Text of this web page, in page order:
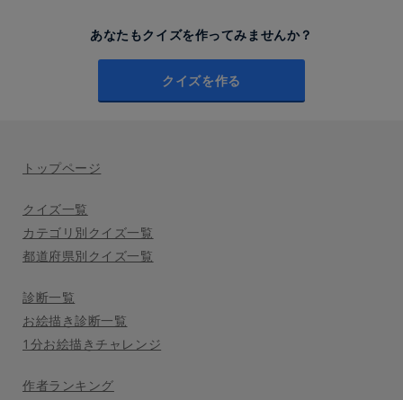
あなたもクイズを作ってみませんか？
クイズを作る
トップページ
クイズ一覧
カテゴリ別クイズ一覧
都道府県別クイズ一覧
診断一覧
お絵描き診断一覧
1分お絵描きチャレンジ
作者ランキング